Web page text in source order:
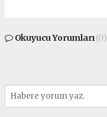
Okuyucu Yorumları(0)